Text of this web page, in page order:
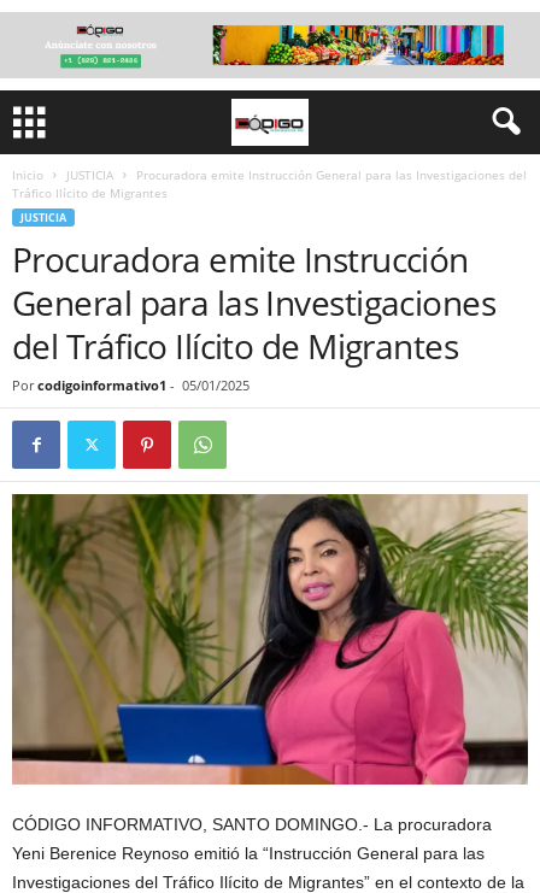
Inicio JUSTICIA
Procuradora emite Instrucción General para las Investigaciones del
Tráfico Ilícito de Migrantes
JUSTICIA
Procuradora emite Instrucción
General para las Investigaciones
del Tráfico Ilícito de Migrantes
Por codigoinformativo1 - 05/01/2025
CÓDIGO INFORMATIVO, SANTO DOMINGO.- La procuradora
Yeni Berenice Reynoso emitió la “Instrucción General para las
Investigaciones del Tráfico Ilícito de Migrantes” en el contexto de la